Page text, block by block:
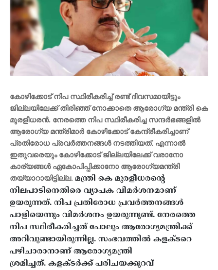
കോഴിക്കോട് നിപ സ്ഥിരീകരിച്ച് രണ്ട് ദിവസമായിട്ടും
ജില്ലയിലേക്ക് തിരിഞ്ഞ് നോക്കാതെ ആരോഗ്യ മന്ത്രി കെ
മുരളീധരൻ. നേരത്തെ നിപ സ്ഥിരീകരിച്ച സന്ദർഭങ്ങളിൽ
ആരോഗ്യ മന്ത്രിമാർ കോഴിക്കോട് കേന്ദ്രീകരിച്ചാണ്
പ്രതിരോധ പ്രവർത്തനങ്ങൾ നടത്തിയത്. എന്നാൽ
ഇതുവരെയും കോഴിക്കോട് ജില്ലയിലേക്ക് വരാനോ
കാര്യങ്ങൾ ഏകോപിപ്പിക്കാനോ ആരോ​ഗ്യമന്ത്രി
തയ്യാറായിട്ടില്ല. മന്ത്രി കെ മുരളീധരന്റെ
നിലപാടിനെതിരെ വ്യാപക വിമർശനമാണ്
ഉയരുന്നത്. നിപ പ്രതിരോധ പ്രവർത്തനങ്ങൾ
പാളിയെന്നും വിമർശനം ഉയരുന്നുണ്ട്. നേരത്തെ
നിപ സ്ഥിരീകരിച്ചത് പോലും ആരോ​ഗ്യമന്ത്രിക്ക്
അറിവുണ്ടായിരുന്നില്ല. സംഭവത്തിൽ കളക്ടറെ
പഴിചാരാനാണ് ആരോഗ്യമന്ത്രി
ശ്രമിച്ചത്. കളക്ടർക്ക് പരിചയക്കുറവ്